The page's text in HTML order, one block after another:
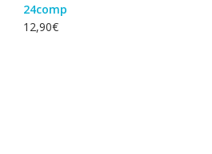
24comp
12,90€